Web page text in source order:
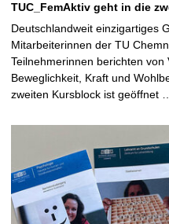
TUC_FemAktiv geht in die
Deutschlandweit einzigartiges
Mitarbeiterinnen der TU
Teilnehmerinnen berichten von
Beweglichkeit, Kraft und
zweiten Kursblock ist geöffnet …